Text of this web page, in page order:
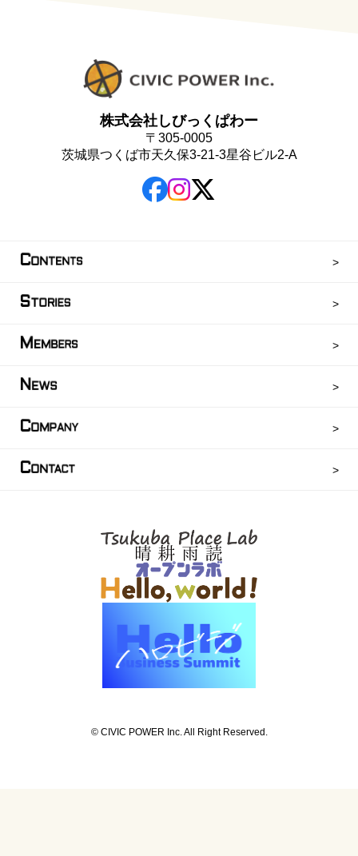
株式会社しびっくぱわー
〒305-0005
茨城県つくば市天久保3-21-3星谷ビル2-A
CONTENTS
STORIES
M EMBERS
N EWS
COMPANY
CONTACT
©︎ CIVIC POWER Inc. All Right Reserved.